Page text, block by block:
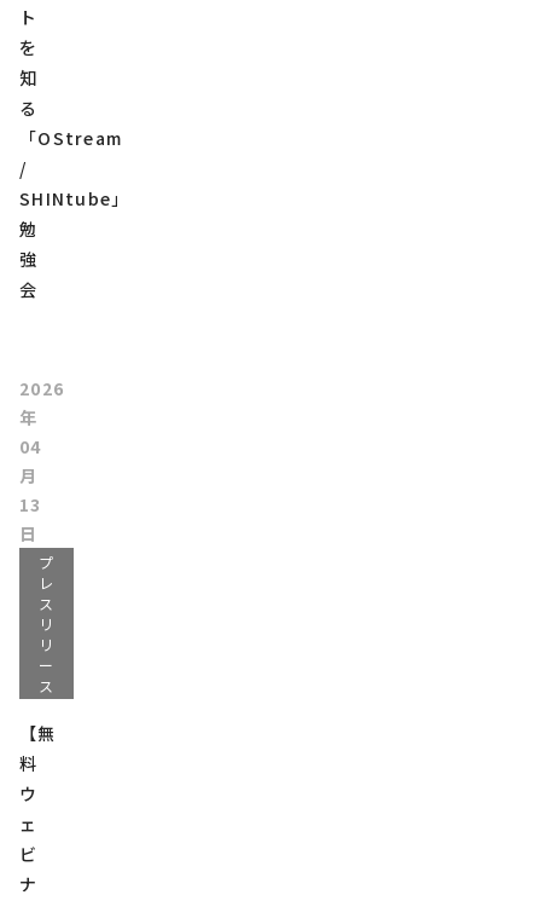
ト
を
知
る
「OStream
/
SHINtube」
勉
強
会
2026
年
04
月
13
日
プ
レ
ス
リ
リ
ー
ス
【無
料
ウ
ェ
ビ
ナ